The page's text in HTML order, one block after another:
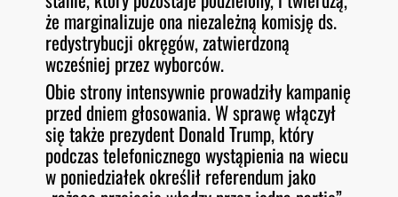
że marginalizuje ona niezależną komisję ds.
redystrybucji okręgów, zatwierdzoną
wcześniej przez wyborców.
Obie strony intensywnie prowadziły kampanię
przed dniem głosowania. W sprawę włączył
się także prezydent Donald Trump, który
podczas telefonicznego wystąpienia na wiecu
w poniedziałek określił referendum jako